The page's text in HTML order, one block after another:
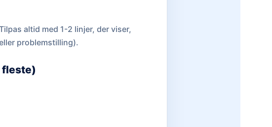
altid med 1-2 linjer, der viser,
problemstilling).
fleste)